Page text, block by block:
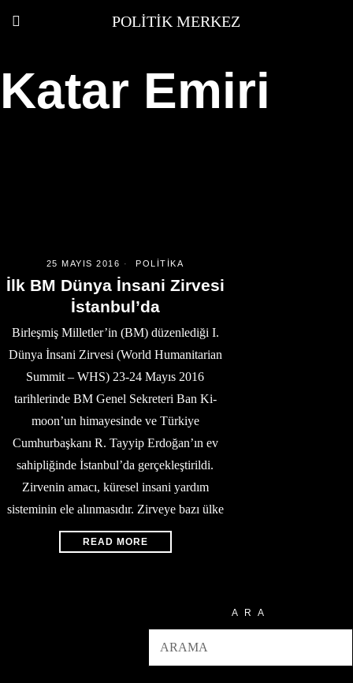
POLITIK MERKEZ
Katar Emiri
25 MAYIS 2016 POLITIKA
İlk BM Dünya İnsani Zirvesi
İstanbul’da
Birleşmiş Milletler’in (BM) düzenlediği I.
Dünya İnsani Zirvesi (World Humanitarian
Summit – WHS) 23-24 Mayıs 2016
tarihlerinde BM Genel Sekreteri Ban Ki-
moon’un himayesinde ve Türkiye
Cumhurbaşkanı R. Tayyip Erdoğan’ın ev
sahipliğinde İstanbul’da gerçekleştirildi.
Zirvenin amacı, küresel insani yardım
sisteminin ele alınmasıdır. Zirveye bazı ülke
READ MORE
ARA